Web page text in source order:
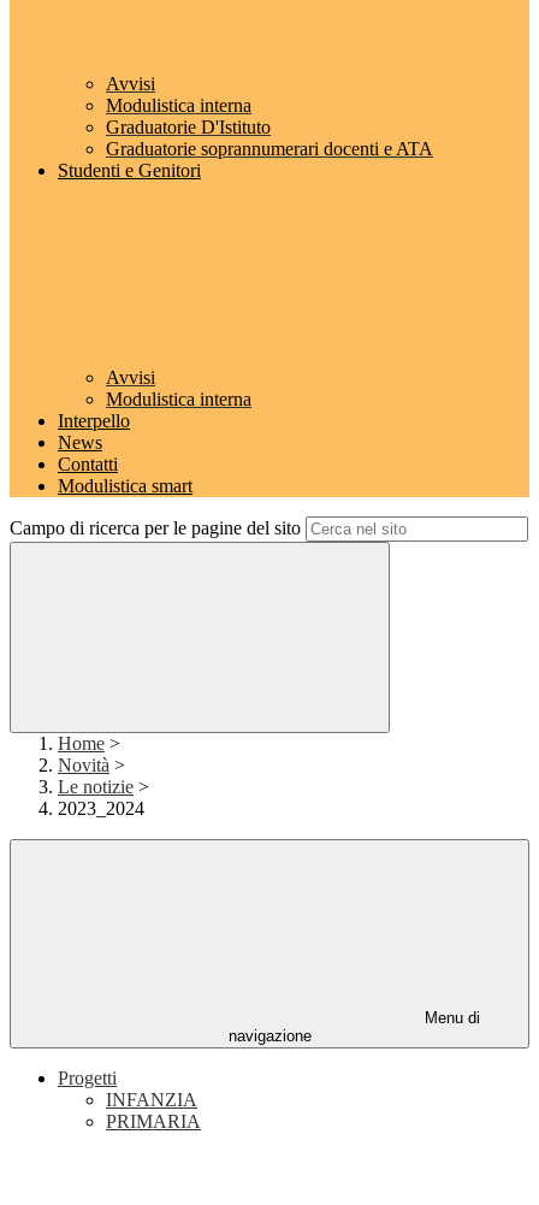
Avvisi
Modulistica interna
Graduatorie D'Istituto
Graduatorie soprannumerari docenti e ATA
Studenti e Genitori
Avvisi
Modulistica interna
Interpello
News
Contatti
Modulistica smart
Campo di ricerca per le pagine del sito
Home >
Novità >
Le notizie >
2023_2024
Menu di
navigazione
Progetti
INFANZIA
PRIMARIA